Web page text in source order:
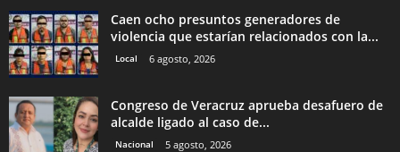
Caen ocho presuntos generadores de
violencia que estarían relacionados con la...
Local 6 agosto, 2026
Congreso de Veracruz aprueba desafuero de
alcalde ligado al caso de...
Nacional 5 agosto, 2026